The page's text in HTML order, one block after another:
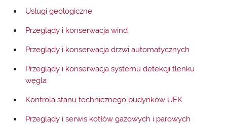
Usługi geologiczne
Przeglądy i konserwacja wind
Przeglądy i konserwacja drzwi automatycznych
Przeglądy i konserwacja systemu detekcji tlenku
węgla
Kontrola stanu technicznego budynków UEK
Przeglądy i serwis kotłów gazowych i parowych